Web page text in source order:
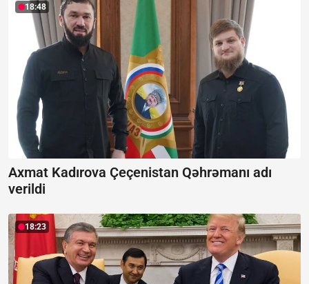
18:48
Axmat Kadırova Çeçenistan Qəhrəmanı adı
verildi
18:23